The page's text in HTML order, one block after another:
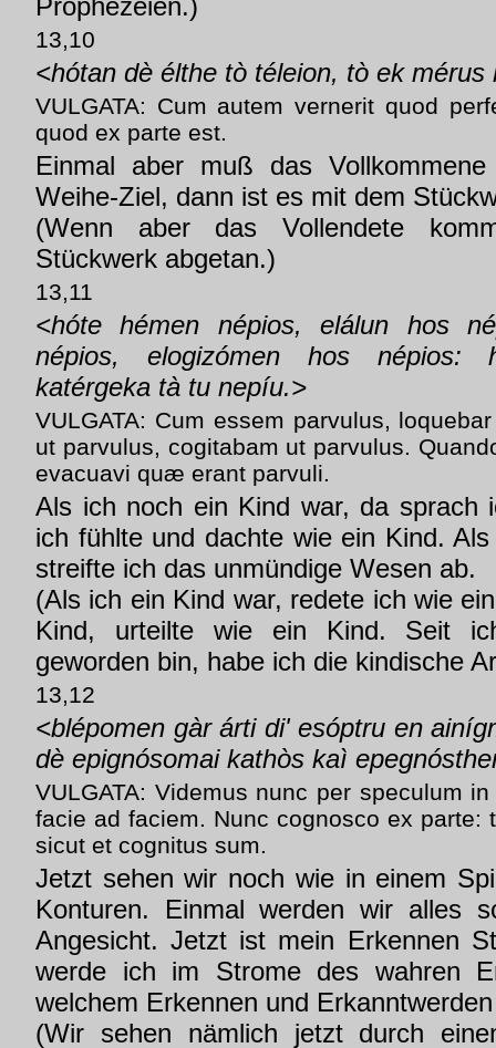
Prophezeien.)
13,10
<hótan dè élthe tò téleion, tò ek mérus
VULGATA: Cum autem vernerit quod
quod ex parte est.
Einmal aber muß das
Weihe-Ziel, dann ist es mit dem
(Wenn aber das Vollendete
Stückwerk abgetan.)
13,11
<hóte hémen népios, elálun hos
népios, elogizómen hos népios:
katérgeka tà tu nepíu.>
VULGATA: Cum essem parvulus,
ut parvulus, cogitabam ut parvulus.
evacuavi quæ erant parvuli.
Als ich noch ein Kind war, da sprach
ich fühlte und dachte wie ein Kind.
streifte ich das unmündige Wesen ab.
(Als ich ein Kind war, redete ich wie
Kind, urteilte wie ein Kind. Seit
geworden bin, habe ich die kindische
13,12
<blépomen gàr árti di' esóptru en
dè epignósomai kathòs kaì
VULGATA: Videmus nunc per speculum
facie ad faciem. Nunc cognosco ex parte:
sicut et cognitus sum.
Jetzt sehen wir noch wie in einem
Konturen. Einmal werden wir alles
Angesicht. Jetzt ist mein Erkennen
werde ich im Strome des wahren
welchem Erkennen und
(Wir sehen nämlich jetzt durch